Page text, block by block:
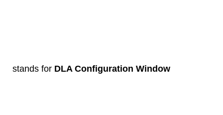
stands for DLA Configuration Window